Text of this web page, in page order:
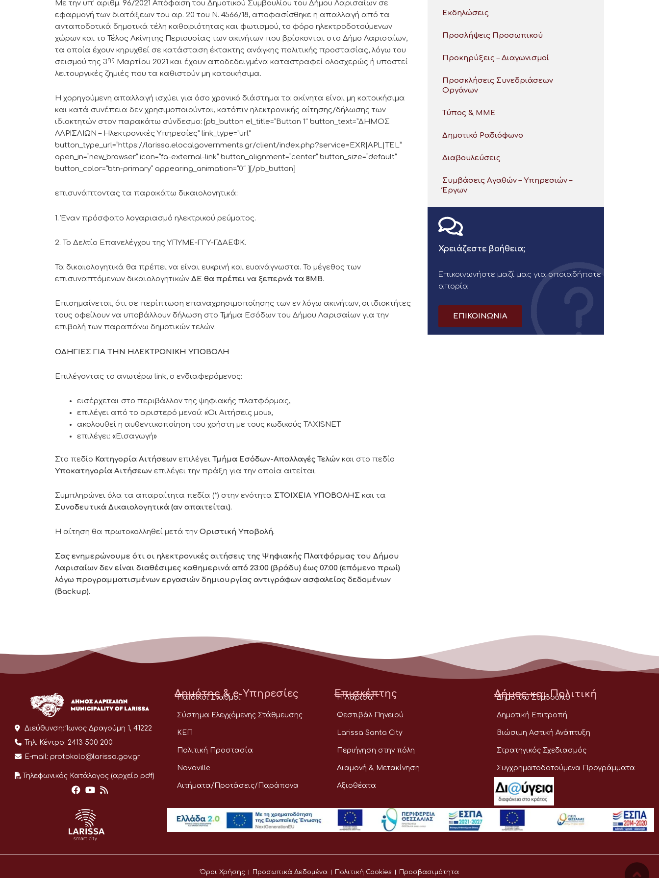
Με την υπ’ αριθμ. 96/2021 Απόφαση του Δημοτικού Συμβουλίου του Δήμου Λαρισαίων σε
εφαρμογή των διατάξεων του αρ. 20 του Ν. 4566/18, αποφασίσθηκε η απαλλαγή από τα
ανταποδοτικά δημοτικά τέλη καθαριότητας και φωτισμού, το φόρο ηλεκτροδοτούμενων
χώρων και το Τέλος Ακίνητης Περιουσίας των ακινήτων που βρίσκονται στο Δήμο Λαρισαίων,
τα οποία έχουν κηρυχθεί σε κατάσταση έκτακτης ανάγκης πολιτικής προστασίας, λόγω του
σεισμού της 3ης Μαρτίου 2021 και έχουν αποδεδειγμένα καταστραφεί ολοσχερώς ή υποστεί
λειτουργικές ζημιές που τα καθιστούν μη κατοικήσιμα.
Η χορηγούμενη απαλλαγή ισχύει για όσο χρονικό διάστημα τα ακίνητα είναι μη κατοικήσιμα
και κατά συνέπεια δεν χρησιμοποιούνται, κατόπιν ηλεκτρονικής αίτησης/δήλωσης των
ιδιοκτητών στον παρακάτω σύνδεσμο: [pb_button el_title=”Button 1″ button_text=”ΔΗΜΟΣ
ΛΑΡΙΣΑΙΩΝ – Ηλεκτρονικές Υπηρεσίες” link_type=”url”
button_type_url=”https://larissa.elocalgovernments.gr/client/index.php?service=EXR|APL|TEL”
open_in=”new_browser” icon=”fa-external-link” button_alignment=”center” button_size=”default”
button_color=”btn-primary” appearing_animation=”0″ ][/pb_button]
επισυνάπτοντας τα παρακάτω δικαιολογητικά:
1. Έναν πρόσφατο λογαριασμό ηλεκτρικού ρεύματος.
2. Το Δελτίο Επανελέγχου της ΥΠΥΜΕ-ΓΓΥ-ΓΔΑΕΦΚ.
Τα δικαιολογητικά θα πρέπει να είναι ευκρινή και ευανάγνωστα. Το μέγεθος των
επισυναπτόμενων δικαιολογητικών ΔΕ θα πρέπει να ξεπερνά τα 8MB.
Επισημαίνεται, ότι σε περίπτωση επαναχρησιμοποίησης των εν λόγω ακινήτων, οι ιδιοκτήτες
τους οφείλουν να υποβάλλουν δήλωση στο Τμήμα Εσόδων του Δήμου Λαρισαίων για την
επιβολή των παραπάνω δημοτικών τελών.
ΟΔΗΓΙΕΣ ΓΙΑ ΤΗΝ ΗΛΕΚΤΡΟΝΙΚΗ ΥΠΟΒΟΛΗ
Επιλέγοντας το ανωτέρω link, ο ενδιαφερόμενος:
εισέρχεται στο περιβάλλον της ψηφιακής πλατφόρμας,
επιλέγει από το αριστερό μενού: «Οι Αιτήσεις μου»,
ακολουθεί η αυθεντικοποίηση του χρήστη με τους κωδικούς TAXISNET
επιλέγει: «Εισαγωγή»
Στο πεδίο Κατηγορία Αιτήσεων επιλέγει Τμήμα Εσόδων-Απαλλαγές Τελών και στο πεδίο
Υποκατηγορία Αιτήσεων επιλέγει την πράξη για την οποία αιτείται.
Συμπληρώνει όλα τα απαραίτητα πεδία (*) στην ενότητα ΣΤΟΙΧΕΙΑ ΥΠΟΒΟΛΗΣ και τα
Συνοδευτικά Δικαιολογητικά (αν απαιτείται).
Η αίτηση θα πρωτοκολληθεί μετά την Οριστική Υποβολή.
Σας ενημερώνουμε ότι οι ηλεκτρονικές αιτήσεις της Ψηφιακής Πλατφόρμας του Δήμου
Λαρισαίων δεν είναι διαθέσιμες καθημερινά από 23:00 (βράδυ) έως 07:00 (επόμενο πρωί)
λόγω προγραμματισμένων εργασιών δημιουργίας αντιγράφων ασφαλείας δεδομένων
(Backup).
Εκδηλώσεις
Προσλήψεις Προσωπικού
Προκηρύξεις – Διαγωνισμοί
Προσκλήσεις Συνεδριάσεων
Οργάνων
Τύπος & ΜΜΕ
Δημοτικό Ραδιόφωνο
Διαβουλεύσεις
Συμβάσεις Αγαθών – Υπηρεσιών –
Έργων
Χρειάζεστε βοήθεια;
Επικοινωνήστε μαζί μας για οποιαδήποτε
απορία
ΕΠΙΚΟΙΝΩΝΙΑ
Διεύθυνση: Ίωνος Δραγούμη 1, 41222
Τηλ. Κέντρο: 2413 500 200
E-mail: protokolo@larissa.gov.gr
Τηλεφωνικός Κατάλογος (αρχείο pdf)
Δημότης & e-Υπηρεσίες
Παιδικοί Σταθμοί
Σύστημα Ελεγχόμενης Στάθμευσης
ΚΕΠ
Πολιτική Προστασία
Novoville
Αιτήματα/Προτάσεις/Παράπονα
Επισκέπτης
Η Λάρισα
Φεστιβάλ Πηνειού
Larissa Santa City
Περιήγηση στην πόλη
Διαμονή & Μετακίνηση
Αξιοθέατα
Δήμος και Πολιτική
Δημοτικό Συμβούλιο
Δημοτική Επιτροπή
Βιώσιμη Αστική Ανάπτυξη
Στρατηγικός Σχεδιασμός
Συγχρηματοδοτούμενα Προγράμματα
Όροι Χρήσης Προσωπικά Δεδομένα Πολιτική Cookies Προσβασιμότητα